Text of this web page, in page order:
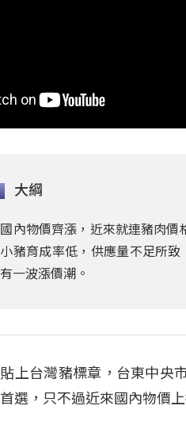
大綱
國內物價齊漲，近來就連豬肉
小豬育成率低，供應量不足所
有一波漲價潮。
貼上台灣豬標章，台東中央
首選，只不過近來國內物價